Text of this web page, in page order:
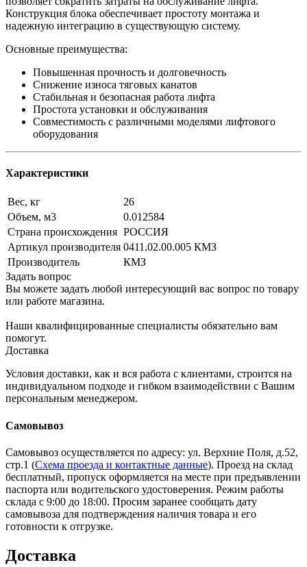
Конструкция блока обеспечивает простоту монтажа и
надежную интеграцию в существующую систему.
Основные преимущества:
Повышенная прочность и долговечность
Снижение износа тяговых канатов
Стабильная и безопасная работа лифта
Простота установки и обслуживания
Совместимость с различными моделями лифтового
оборудования
Характеристики
Вес, кг
26
Объем, м3
0.012584
Страна происхождения РОССИЯ
Артикул производителя 0411.02.00.005 КМЗ
Производитель
КМЗ
Задать вопрос
Вы можете задать любой интересующий вас вопрос по товару
или работе магазина.
Наши квалифицированные специалисты обязательно вам
помогут.
Доставка
Условия доставки, как и вся работа с клиентами, строится на
индивидуальном подходе и гибком взаимодействии с Вашим
персональным менеджером.
Самовывоз
Самовывоз осуществляется по адресу: ул. Верхние Поля, д.52,
стр.1 (Схема проезда и контактные данные). Проезд на склад
бесплатный, пропуск оформляется на месте при предъявлении
паспорта или водительского удостоверения. Режим работы
склада с 9:00 до 18:00. Просим заранее сообщать дату
самовывоза для подтверждения наличия товара и его
готовности к отгрузке.
Доставка